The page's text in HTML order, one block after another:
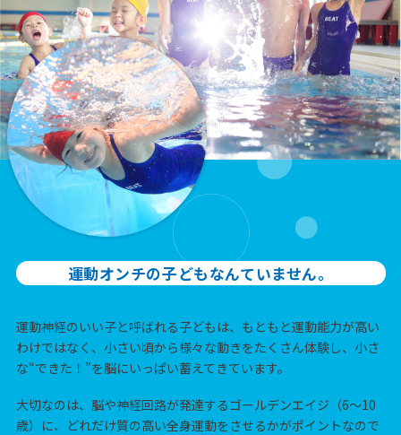
運動オンチの子どもなんていません。
運動神経のいい子と呼ばれる子どもは、もともと運動能力が高い
わけではなく、小さい頃から様々な動きをたくさん体験し、小さ
な“できた！”を脳にいっぱい蓄えてきています。
大切なのは、脳や神経回路が発達するゴールデンエイジ（6～10
歳）に、どれだけ質の高い全身運動をさせるかがポイントなので